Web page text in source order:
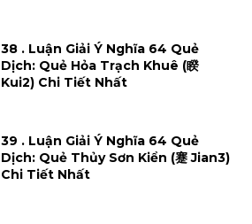
38 . Luận Giải Ý Nghĩa 64 Quẻ
Dịch: Quẻ Hỏa Trạch Khuê (睽
Kui2) Chi Tiết Nhất
39 . Luận Giải Ý Nghĩa 64 Quẻ
Dịch: Quẻ Thủy Sơn Kiển (蹇 Jian3)
Chi Tiết Nhất